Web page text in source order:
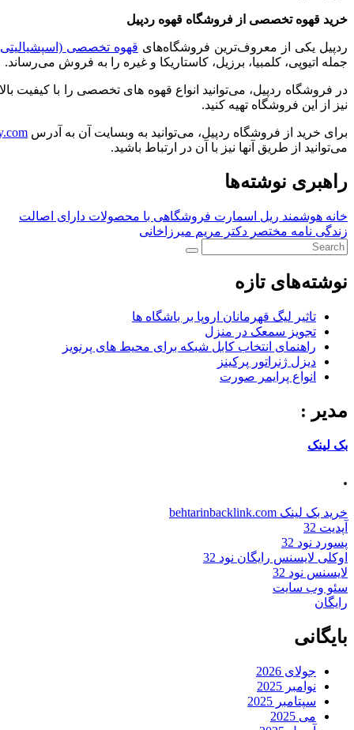
خرید قهوه تخصصی از فروشگاه قهوه ردپیل
ردپیل یکی از معروف‌ترین فروشگاه‌های قهوه تخصصی
جمله اتیوپی، کلمبیا، برزیل، کاستاریکا و غیره را به فروش می‌رساند.
در فروشگاه ردپیل، می‌توانید انواع قهوه های تخصصی را با کیفیت
نیز از این فروشگاه تهیه کنید.
برای خرید از فروشگاه ردپیل، می‌توانید به وبسایت آن به آدرس
می‌توانید از طریق آنها نیز با آن در ارتباط باشید.
راهبری نوشته‌ها
خانه هوشمند ریل اسمارت فروشگاهی با محصولات دارای اصالت
زندگی نامه مختصر دکتر مریم میرزاخانی
نوشته‌های تازه
تاثیر لیگ قهرمانان اروپا بر باشگاه ها
تجویز سمعک در منزل
راهنمای انتخاب کابل شبکه برای محیط های پرنویز
دیزل ژنراتور پرکینز
انواع پرایمر صورت
مدیر :
بک لینک
.
خرید بک لینک behtarinbacklink.com
آپدیت 32
پسورد نود 32
اوکلی لایسنس رایگان نود 32
لایسنس نود 32
سئو وب سایت
رایگان
بایگانی
جولای 2026
نوامبر 2025
سپتامبر 2025
می 2025